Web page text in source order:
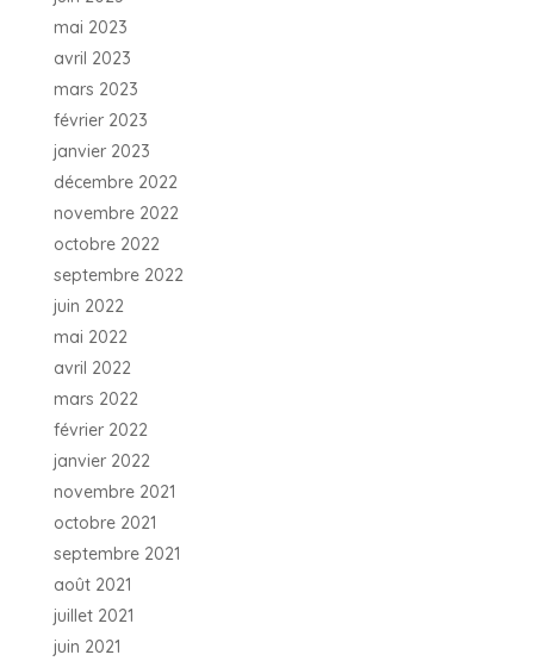
mai 2023
avril 2023
mars 2023
février 2023
janvier 2023
décembre 2022
novembre 2022
octobre 2022
septembre 2022
juin 2022
mai 2022
avril 2022
mars 2022
février 2022
janvier 2022
novembre 2021
octobre 2021
septembre 2021
août 2021
juillet 2021
juin 2021